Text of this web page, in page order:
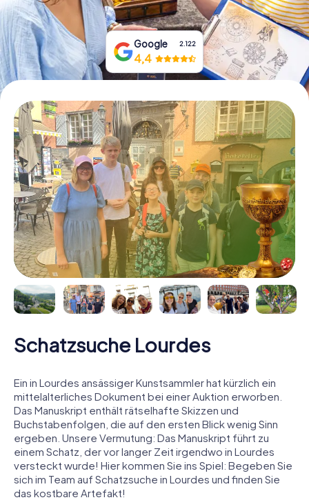
Gutscheine bestellen
Google 2.122
4,4
Schatzsuche Lourdes
Ein in Lourdes ansässiger Kunstsammler hat kürzlich ein
mittelalterliches Dokument bei einer Auktion erworben.
Das Manuskript enthält rätselhafte Skizzen und
Buchstabenfolgen, die auf den ersten Blick wenig Sinn
ergeben. Unsere Vermutung: Das Manuskript führt zu
einem Schatz, der vor langer Zeit irgendwo in Lourdes
versteckt wurde! Hier kommen Sie ins Spiel: Begeben Sie
sich im Team auf Schatzsuche in Lourdes und finden Sie
das kostbare Artefakt!